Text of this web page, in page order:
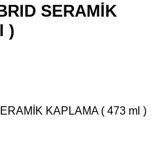
SERAMİK
)
KAPLAMA ( 473 ml )